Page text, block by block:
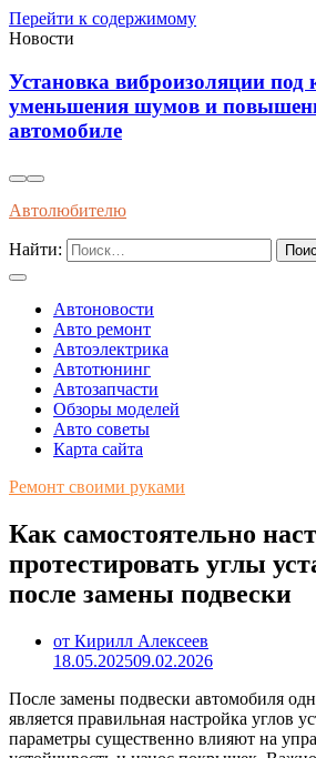
Перейти к содержимому
Новости
Установка виброизоляции под
уменьшения шумов и
автомобиле
Автолюбителю
Найти:
Автоновости
Авто ремонт
Автоэлектрика
Автотюнинг
Автозапчасти
Обзоры моделей
Авто советы
Карта сайта
Ремонт своими руками
Как самостоятельно
протестировать углы
после замены подвески
от Кирилл Алексеев
18.05.202509.02.2026
После замены подвески автомобиля
является правильная настройка углов
параметры существенно влияют на